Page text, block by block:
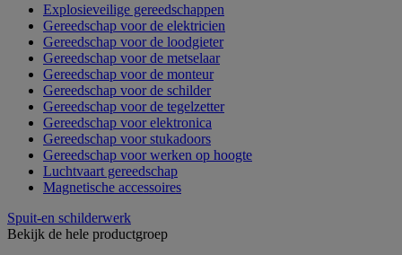
Explosieveilige gereedschappen
Gereedschap voor de elektricien
Gereedschap voor de loodgieter
Gereedschap voor de metselaar
Gereedschap voor de monteur
Gereedschap voor de schilder
Gereedschap voor de tegelzetter
Gereedschap voor elektronica
Gereedschap voor stukadoors
Gereedschap voor werken op hoogte
Luchtvaart gereedschap
Magnetische accessoires
Spuit-en schilderwerk
Bekijk de hele productgroep